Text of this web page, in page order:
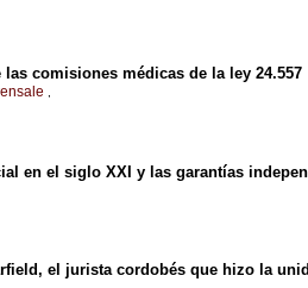
las comisiones médicas de la ley 24.557
en el siglo XXI y las garantías
el jurista cordobés que hizo la